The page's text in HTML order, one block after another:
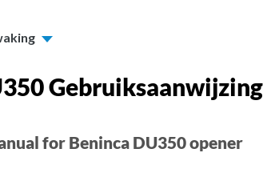
Gebruiksaanwijzing
for Beninca DU350 opener